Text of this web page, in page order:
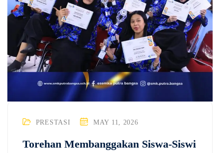
PRESTASI MAY 11, 2026
Torehan Membanggakan Siswa-Siswi